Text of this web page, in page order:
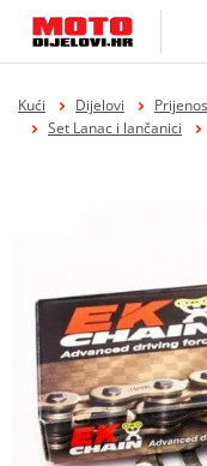
Kući Dijelovi
Set Lanac i lančanici